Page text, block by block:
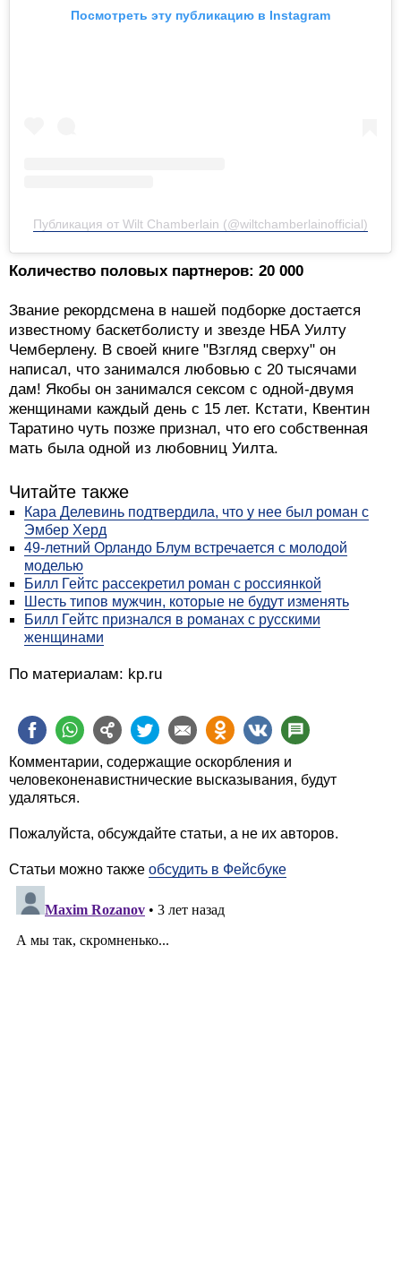
Посмотреть эту публикацию в Instagram
Публикация от Wilt Chamberlain (@wiltchamberlainofficial)
Количество половых партнеров: 20 000
Звание рекордсмена в нашей подборке достается
известному баскетболисту и звезде НБА Уилту
Чемберлену. В своей книге "Взгляд сверху" он
написал, что занимался любовью с 20 тысячами
дам! Якобы он занимался сексом с одной-двумя
женщинами каждый день с 15 лет. Кстати, Квентин
Таратино чуть позже признал, что его собственная
мать была одной из любовниц Уилта.
Читайте также
Кара Делевинь подтвердила, что у нее был роман с
Эмбер Херд
49-летний Орландо Блум встречается с молодой
моделью
Билл Гейтс рассекретил роман с россиянкой
Шесть типов мужчин, которые не будут изменять
Билл Гейтс признался в романах с русскими
женщинами
По материалам: kp.ru
Комментарии, содержащие оскорбления и
человеконенавистнические высказывания, будут
удаляться.
Пожалуйста, обсуждайте статьи, а не их авторов.
Статьи можно также обсудить в Фейсбуке